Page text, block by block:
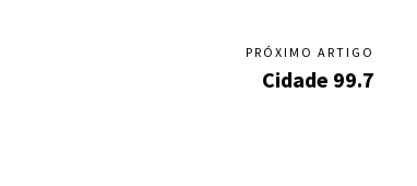
PRÓXIMO ARTIGO
Cidade 99.7